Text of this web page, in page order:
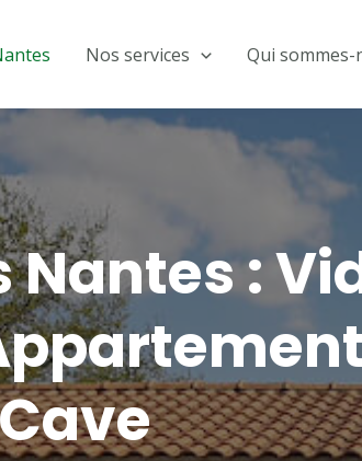
Nos services Qui sommes-
Nantes :